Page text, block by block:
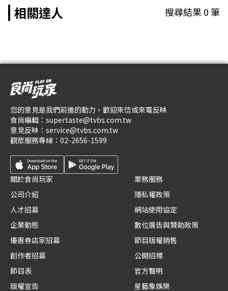
相關達人 搜尋結果0筆
您的意見是我們前進的動力，歡迎來信或來電反映
食尚編輯： supertaste@tvbs.com.tw
意見反映： service@tvbs.com.tw
觀眾服務專線： 02-2656-1599
關於食尚玩家
公司介紹
人才招募
企業動態
優惠券店家招募
創作者招募
節目表
版權宣告
業務服務
隱私權政策
網站使用協定
數位廣告與贊助政策
節目版權銷售
公開招標
官方聲明
星藝象娛樂